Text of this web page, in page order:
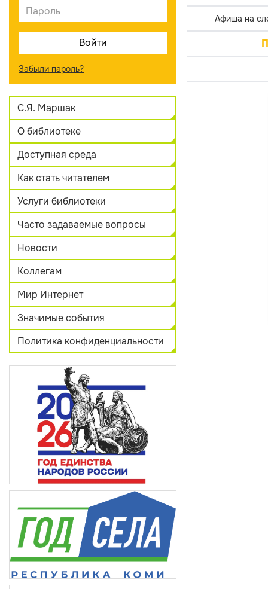
Забыли пароль?
С.Я. Маршак
О библиотеке
Доступная среда
Как стать читателем
Услуги библиотеки
Часто задаваемые вопросы
Новости
Коллегам
Мир Интернет
Значимые события
Политика конфиденциальности
Афиша на